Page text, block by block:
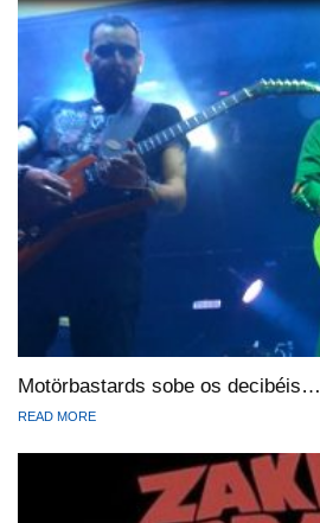
Motörbastards sobe os decibéis…
READ MORE